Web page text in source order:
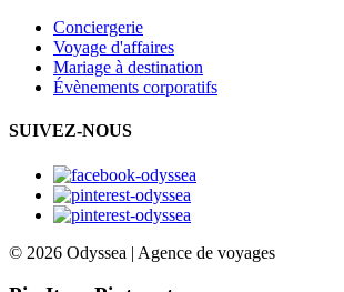
Conciergerie
Voyage d'affaires
Mariage à destination
Évènements corporatifs
SUIVEZ-NOUS
© 2026 Odyssea | Agence de voyages